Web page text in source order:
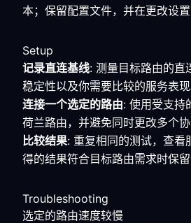
本；保留配置文件，并在更改设置
Setup
记录直连基线: 测量目标路由的直
稳定性以及你需要比较的服务表现
连接一个选定的路由: 使用受支持
荷兰路由，并避免同时更改多个协
比较结果: 重复相同的测试，查看
得的结果符合目标路由需求时保留
Troubleshooting
选定的路由速度较慢